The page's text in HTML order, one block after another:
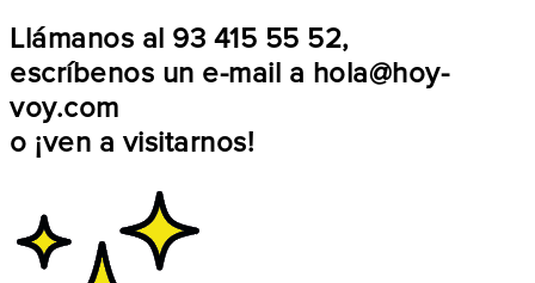
Llámanos al 93 415 55 52,
escríbenos un e-mail a hola@hoy-
voy.com
o ¡ven a visitarnos!